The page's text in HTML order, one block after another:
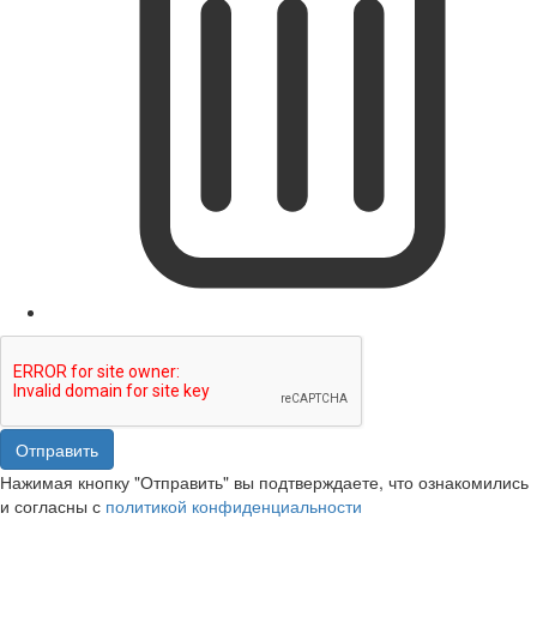
Отправить
Нажимая кнопку "Отправить" вы подтверждаете, что ознакомились
и согласны с политикой конфиденциальности